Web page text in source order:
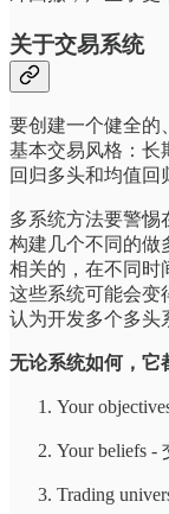
关于交易系统
要创建一个健全的
基本交易风格：长
回归多头和均值回
多系统方法要警惕
构建几个不同的做
相关的，在不同时
这些系统可能会
认为开发多个多头
无论系统如何，它
Your
Your beliefs -
Trading